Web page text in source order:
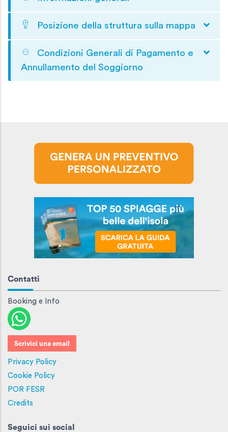
Posizione della struttura sulla mappa
Condizioni Generali di Pagamento e
Annullamento del Soggiorno
Contatti
Booking e Info
Scrivici una email
Privacy Policy
Cookie Policy
POR FESR
Credits
Seguici sui social